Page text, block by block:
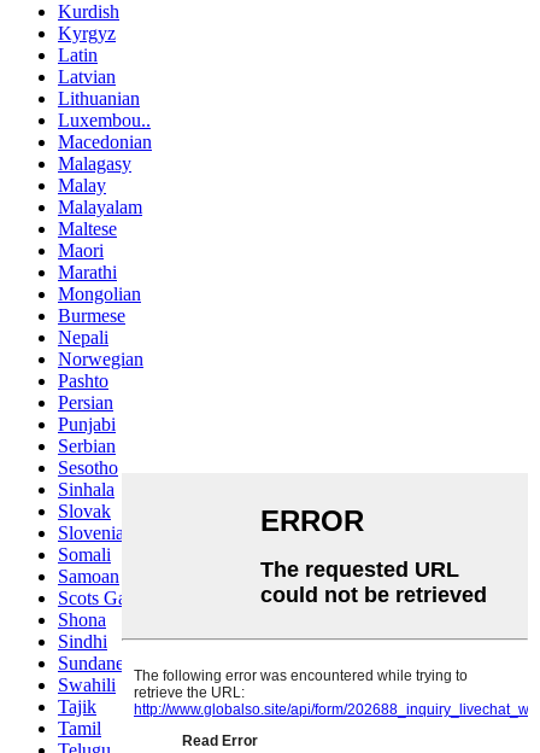
Kurdish
Kyrgyz
Latin
Latvian
Lithuanian
Luxembou..
Macedonian
Malagasy
Malay
Malayalam
Maltese
Maori
Marathi
Mongolian
Burmese
Nepali
Norwegian
Pashto
Persian
Punjabi
Serbian
Sesotho
Sinhala
Slovak
Slovenian
Somali
Samoan
Scots Gaelic
Shona
Sindhi
Sundanese
Swahili
Tajik
Tamil